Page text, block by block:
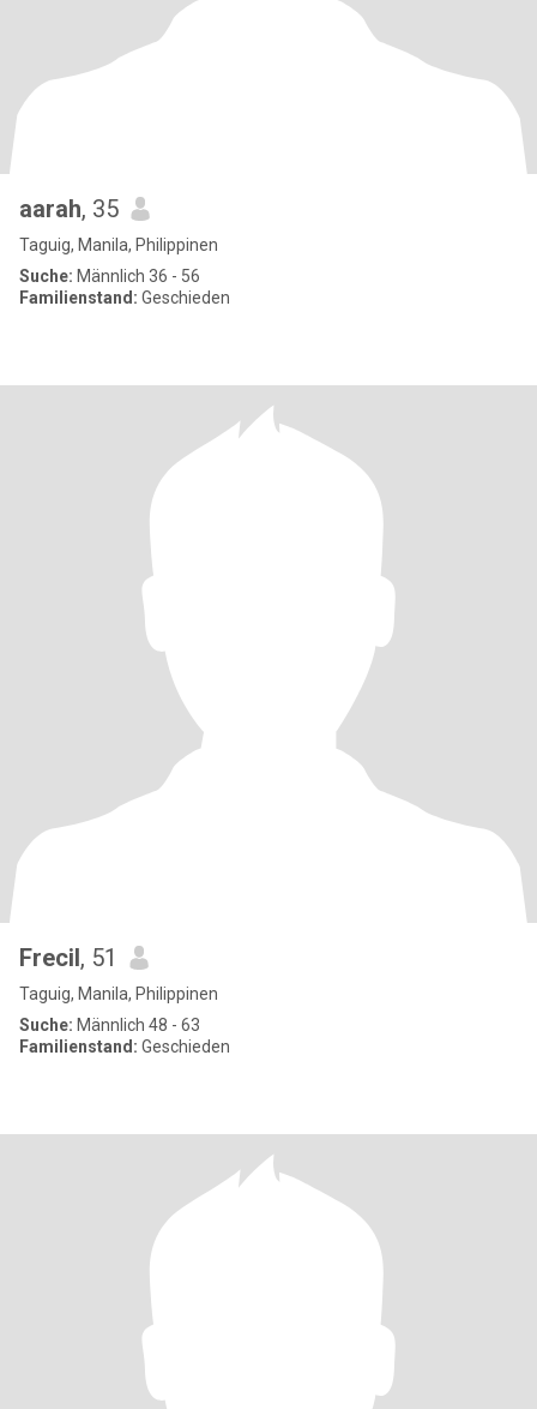
aarah, 35
Taguig, Manila, Philippinen
Suche: Männlich 36 - 56
Familienstand: Geschieden
Frecil, 51
Taguig, Manila, Philippinen
Suche: Männlich 48 - 63
Familienstand: Geschieden